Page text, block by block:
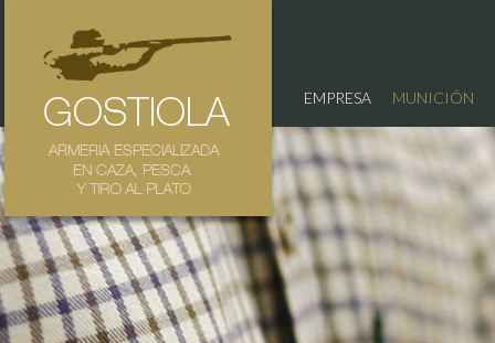
EMPRESA MUNICIÓN